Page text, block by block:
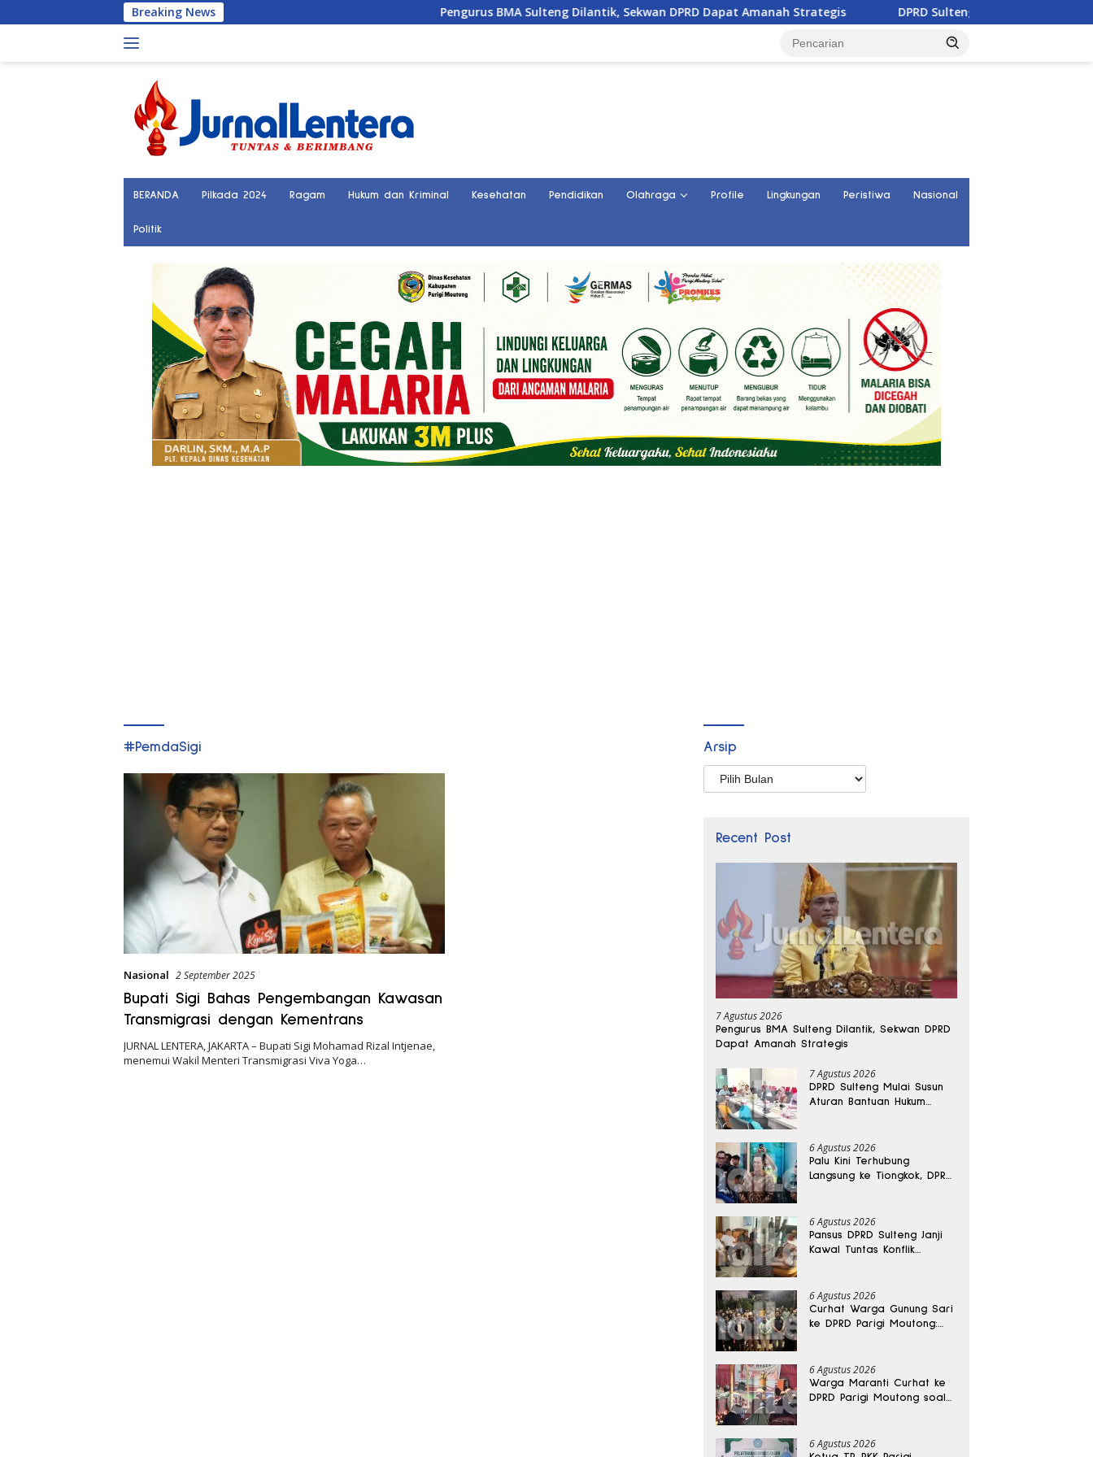
ke
Breaking News Pengurus BMA Sulteng Dilantik, Sekwan DPRD Dapat Amanah Strategis DPRD Sulteng Mulai Susun Aturan Bantuan
BERANDA Pilkada 2024 Ragam Hukum dan Kriminal Kesehatan Pendidikan Olahraga Profile Lingkungan Peristiwa Nasional
Politik
#PemdaSigi
Nasional 2 September 2025
Bupati Sigi Bahas Pengembangan Kawasan
Transmigrasi dengan Kementrans
JURNAL LENTERA, JAKARTA – Bupati Sigi Mohamad Rizal Intjenae,
menemui Wakil Menteri Transmigrasi Viva Yoga…
Arsip
Arsip
Recent Post
7 Agustus 2026
Pengurus BMA Sulteng Dilantik, Sekwan DPRD
Dapat Amanah Strategis
7 Agustus 2026
DPRD Sulteng Mulai Susun
Aturan Bantuan Hukum
6 Agustus 2026
Palu Kini Terhubung
Langsung ke Tiongkok, DPRD
6 Agustus 2026
Pansus DPRD Sulteng Janji
Kawal Tuntas Konflik
6 Agustus 2026
Curhat Warga Gunung Sari
ke DPRD Parigi Moutong:
6 Agustus 2026
Warga Maranti Curhat ke
DPRD Parigi Moutong soal
Bersalin
6 Agustus 2026